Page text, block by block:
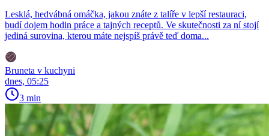
Lesklá, hedvábná omáčka, jakou znáte z talíře v lepší restauraci,
budí dojem hodin práce a tajných receptů. Ve skutečnosti za ní stojí
jediná surovina, kterou máte nejspíš právě teď doma...
Bruneta v kuchyni
dnes, 05:25
3 min